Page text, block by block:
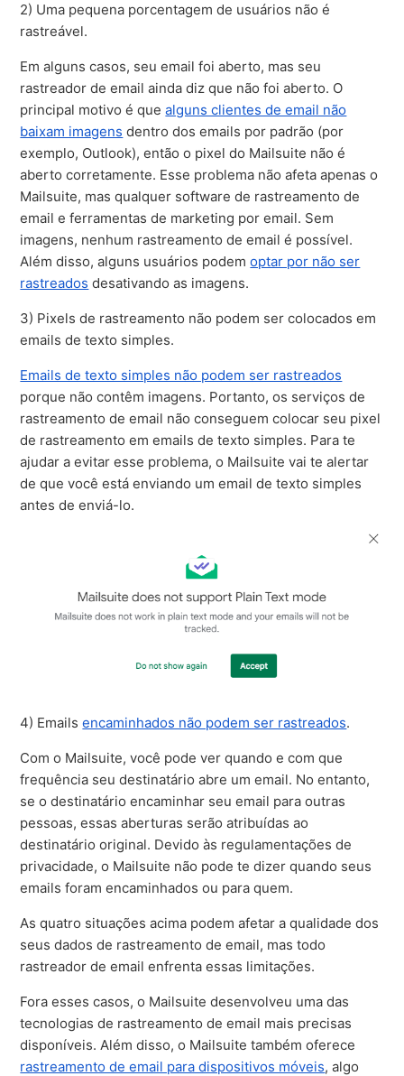
2) Uma pequena porcentagem de usuários não é
rastreável.
Em alguns casos, seu email foi aberto, mas seu
rastreador de email ainda diz que não foi aberto. O
principal motivo é quealguns clientes de email não
baixam imagens dentro dos emails por padrão (por
exemplo, Outlook), então o pixel do Mailsuite não é
aberto corretamente. Esse problema não afeta apenas o
Mailsuite, mas qualquer software de rastreamento de
email e ferramentas de marketing por email. Sem
imagens, nenhum rastreamento de email é possível.
Além disso, alguns usuários podemoptar por não ser
rastreados desativando as imagens.
3) Pixels de rastreamento não podem ser colocados em
emails de texto simples.
Emails de texto simples não podem ser rastreados
porque não contêm imagens. Portanto, os serviços de
rastreamento de email não conseguem colocar seu pixel
de rastreamento em emails de texto simples. Para te
ajudar a evitar esse problema, o Mailsuite vai te alertar
de que você está enviando um email de texto simples
antes de enviá-lo.
4) Emailsencaminhados não podem ser rastreados.
Com o Mailsuite, você pode ver quando e com que
frequência seu destinatário abre um email. No entanto,
se o destinatário encaminhar seu email para outras
pessoas, essas aberturas serão atribuídas ao
destinatário original. Devido às regulamentações de
privacidade, o Mailsuite não pode te dizer quando seus
emails foram encaminhados ou para quem.
As quatro situações acima podem afetar a qualidade dos
seus dados de rastreamento de email, mas todo
rastreador de email enfrenta essas limitações.
Fora esses casos, o Mailsuite desenvolveu uma das
tecnologias de rastreamento de email mais precisas
disponíveis. Além disso, o Mailsuite também oferece
rastreamento de email para dispositivos móveis, algo